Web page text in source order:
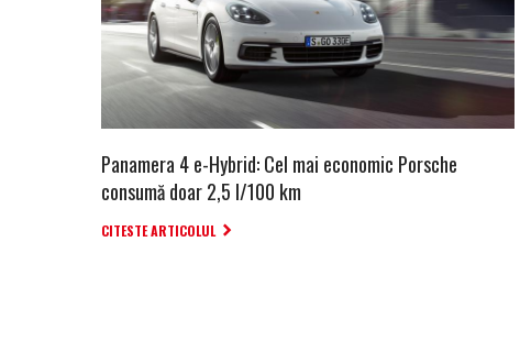
Panamera 4 e-Hybrid: Cel mai economic Porsche
consumă doar 2,5 l/100 km
CITESTE ARTICOLUL